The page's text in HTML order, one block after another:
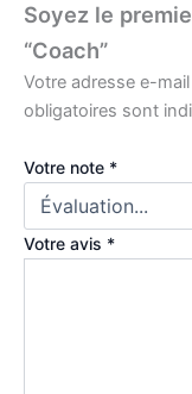
Soyez le
“Coach”
Votre adresse e-
obligatoires sont
Votre note *
Votre avis *